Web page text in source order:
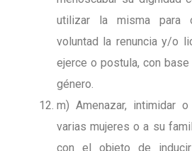
utilizar la misma para
voluntad la renuncia y/o
ejerce o postula, con
género.
m) Amenazar, intimidar
varias mujeres o a su
con el objeto de